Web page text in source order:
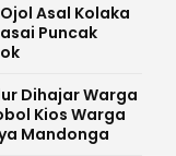
Asal Kolaka
Puncak
Dihajar Warga
Kios Warga
Mandonga